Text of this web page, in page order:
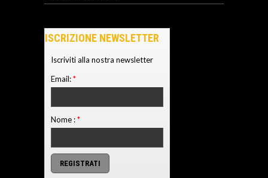
ISCRIZIONE NEWSLETTER
Iscriviti alla nostra newsletter
Email:*
Nome :*